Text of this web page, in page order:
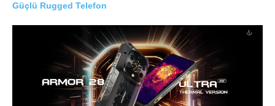
Güçlü Rugged Telefon